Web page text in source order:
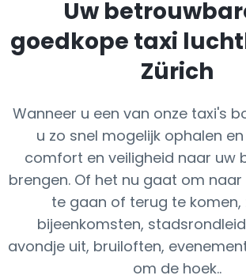
Uw
goedkope taxi
Zürich
Wanneer u een van onze taxi's
u zo snel mogelijk ophalen
comfort en veiligheid naar uw
brengen. Of het nu gaat om
te gaan of terug te komen,
bijeenkomsten,
avondje uit, bruiloften,
om de hoek..